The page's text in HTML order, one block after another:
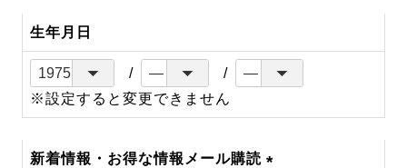
生年月日
※設定すると変更できません
新着情報・お得な情報メール購読